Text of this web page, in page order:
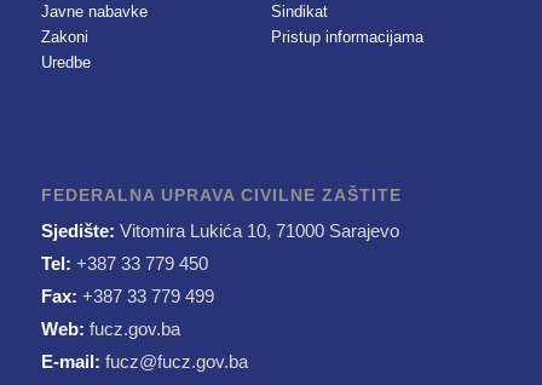
Javne nabavke
Zakoni
Uredbe
Sindikat
Pristup informacijama
FEDERALNA UPRAVA CIVILNE ZAŠTITE
Sjedište: Vitomira Lukića 10, 71000 Sarajevo
Tel: +387 33 779 450
Fax: +387 33 779 499
Web: fucz.gov.ba
E-mail: fucz@fucz.gov.ba